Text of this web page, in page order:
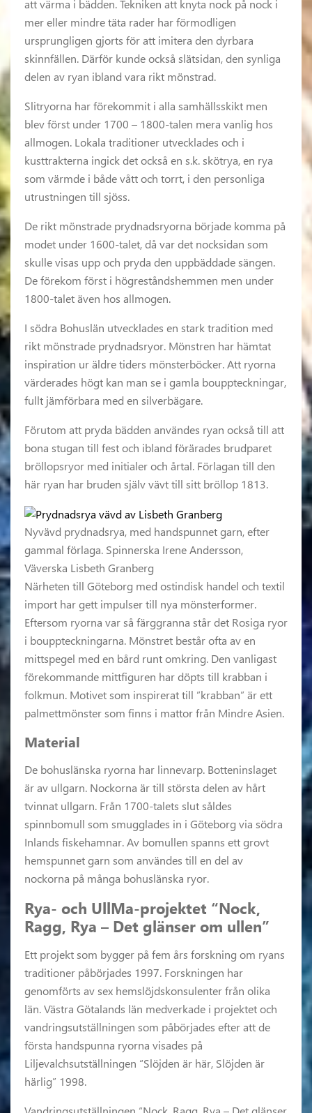
att värma i bädden. Tekniken att knyta nock på nock i
mer eller mindre täta rader har förmodligen
ursprungligen gjorts för att imitera den dyrbara
skinnfällen. Därför kunde också slätsidan, den synliga
delen av ryan ibland vara rikt mönstrad.
Slitryorna har förekommit i alla samhällsskikt men
blev först under 1700 – 1800-talen mera vanlig hos
allmogen. Lokala traditioner utvecklades och i
kusttrakterna ingick det också en s.k. skötrya, en rya
som värmde i både vått och torrt, i den personliga
utrustningen till sjöss.
De rikt mönstrade prydnadsryorna började komma på
modet under 1600-talet, då var det nocksidan som
skulle visas upp och pryda den uppbäddade sängen.
De förekom först i högreståndshemmen men under
1800-talet även hos allmogen.
I södra Bohuslän utvecklades en stark tradition med
rikt mönstrade prydnadsryor. Mönstren har hämtat
inspiration ur äldre tiders mönsterböcker. Att ryorna
värderades högt kan man se i gamla bouppteckningar,
fullt jämförbara med en silverbägare.
Förutom att pryda bädden användes ryan också till att
bona stugan till fest och ibland förärades brudparet
bröllopsryor med initialer och årtal. Förlagan till den
här ryan har bruden själv vävt till sitt bröllop 1813.
Nyvävd prydnadsrya, med handspunnet garn, efter
gammal förlaga. Spinnerska Irene Andersson,
Väverska Lisbeth Granberg
Närheten till Göteborg med ostindisk handel och textil
import har gett impulser till nya mönsterformer.
Eftersom ryorna var så färggranna står det Rosiga ryor
i bouppteckningarna. Mönstret består ofta av en
mittspegel med en bård runt omkring. Den vanligast
förekommande mittfiguren har döpts till krabban i
folkmun. Motivet som inspirerat till ”krabban” är ett
palmettmönster som finns i mattor från Mindre Asien.
Material
De bohuslänska ryorna har linnevarp. Botteninslaget
är av ullgarn. Nockorna är till största delen av hårt
tvinnat ullgarn. Från 1700-talets slut såldes
spinnbomull som smugglades in i Göteborg via södra
Inlands fiskehamnar. Av bomullen spanns ett grovt
hemspunnet garn som användes till en del av
nockorna på många bohuslänska ryor.
Rya- och UllMa-projektet “Nock,
Ragg, Rya – Det glänser om ullen”
Ett projekt som bygger på fem års forskning om ryans
traditioner påbörjades 1997. Forskningen har
genomförts av sex hemslöjdskonsulenter från olika
län. Västra Götalands län medverkade i projektet och
vandringsutställningen som påbörjades efter att de
första handspunna ryorna visades på
Liljevalchsutställningen “Slöjden är här, Slöjden är
härlig” 1998.